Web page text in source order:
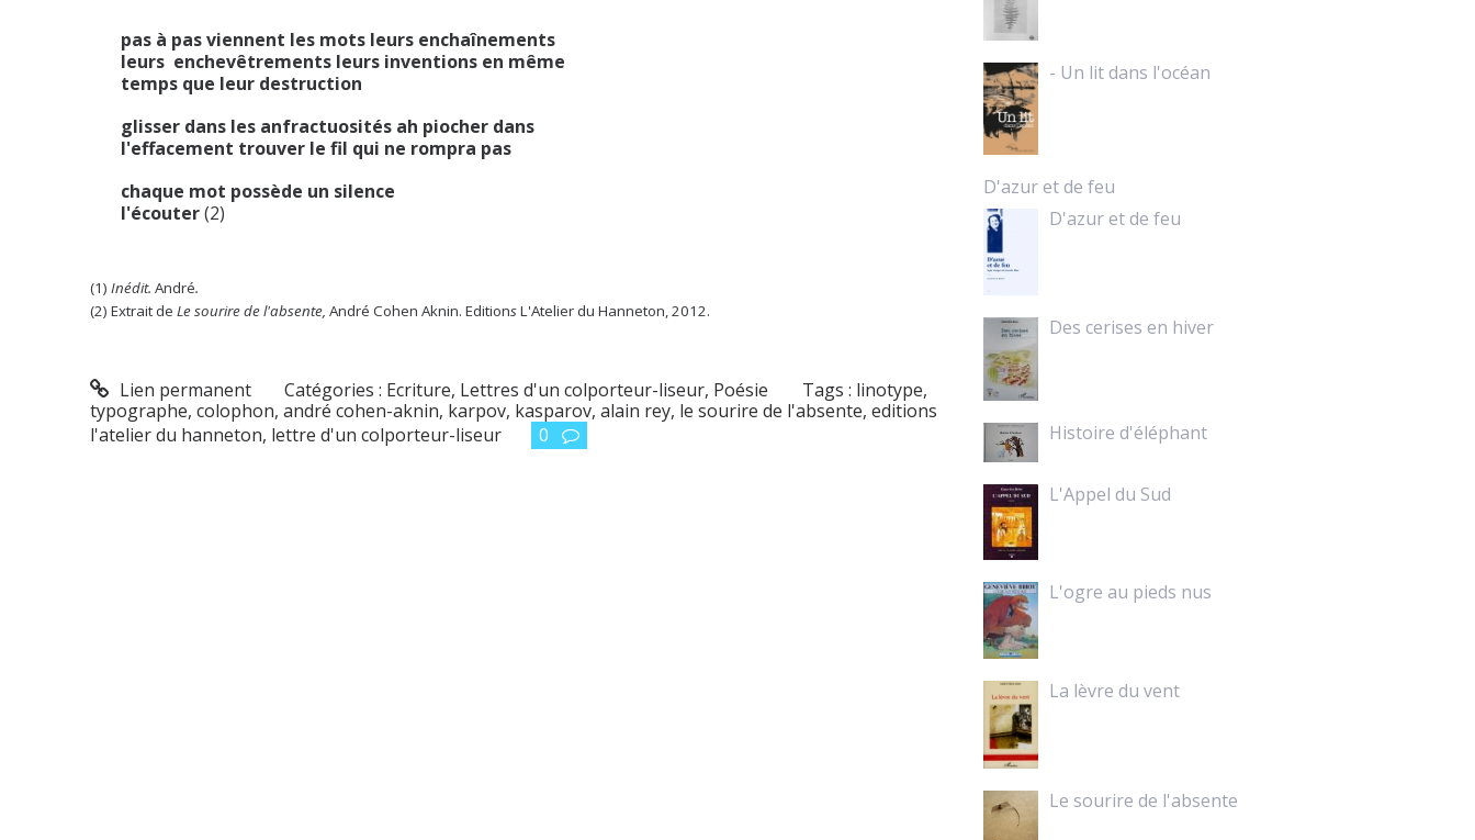
pas à pas viennent les mots leurs enchaînements
leurs enchevêtrements leurs inventions en même
temps que leur destruction
glisser dans les anfractuosités ah piocher dans
l'effacement trouver le fil qui ne rompra pas
chaque mot possède un silence
l'écouter(2)
(1) Inédit. André.
(2) Extrait de Le sourire de l'absente, André Cohen Aknin. EditionsL'Atelier du Hanneton, 2012.
Lien permanent Catégories : Ecriture, Lettres d'un colporteur-liseur, Poésie Tags : linotype,
typographe, colophon, andré cohen-aknin, karpov, kasparov, alain rey, le sourire de l'absente, editions
l'atelier du hanneton, lettre d'un colporteur-liseur 0
- Un lit dans l'océan
D'azur et de feu
D'azur et de feu
Des cerises en hiver
Histoire d'éléphant
L'Appel du Sud
L'ogre au pieds nus
La lèvre du vent
Le sourire de l'absente